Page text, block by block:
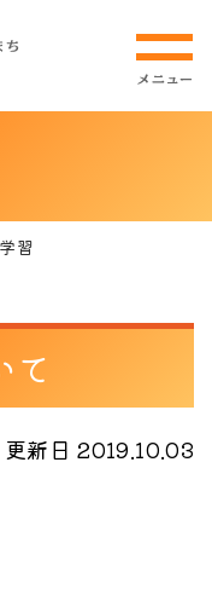
習
て
更新日 2019.10.03